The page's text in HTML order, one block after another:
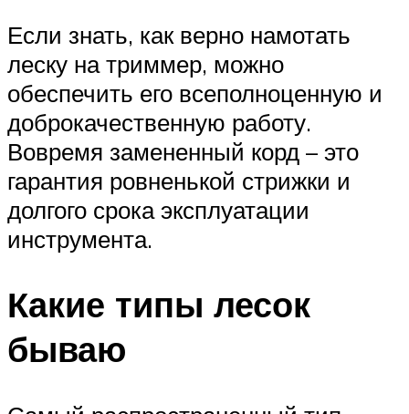
Если знать, как верно намотать
леску на триммер, можно
обеспечить его всеполноценную и
доброкачественную работу.
Вовремя замененный корд – это
гарантия ровненькой стрижки и
долгого срока эксплуатации
инструмента.
Какие типы лесок
бываю